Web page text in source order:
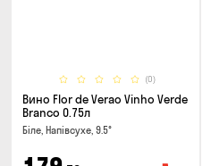
(0)
Вино Flor de Verao Vinho Verde
Branco 0.75л
Біле, Напівсухе, 9.5°